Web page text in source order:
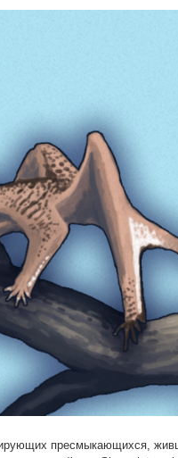
пресмыкающихся,